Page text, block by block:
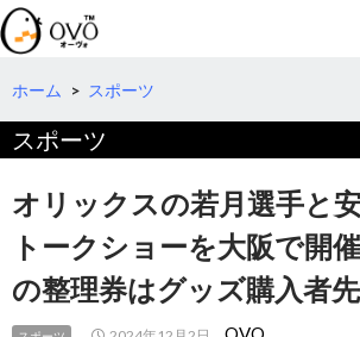
検
索
コ
テ
へ
動
ホーム > スポーツ
スポーツ
オリックスの若月選手と
トークショーを大阪で開
の整理券はグッズ購入者